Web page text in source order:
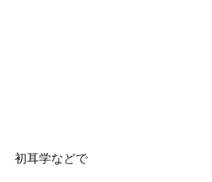
初耳学などで